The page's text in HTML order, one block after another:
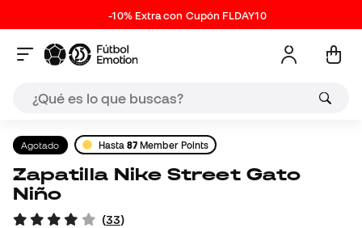
-10% Extra con Cupón FLDAY10
Agotado Hasta87 Member Points
Zapatilla Nike Street Gato
Niño
(33)